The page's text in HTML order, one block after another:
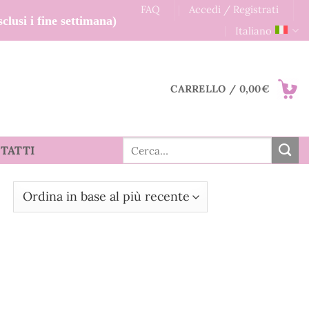
i fine settimana)
FAQ
Accedi / Registrati
Italiano
CARRELLO / 0,00€
Cerca: